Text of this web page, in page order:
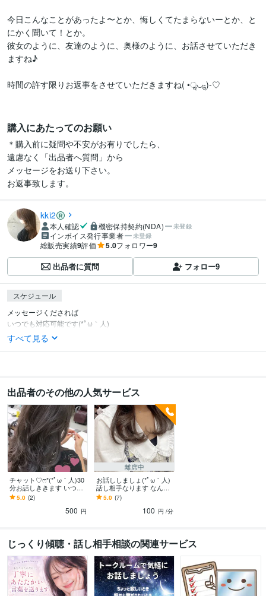
今日こんなことがあったよ〜とか、悔しくてたまらないーとか、と
にかく聞いて！とか。
彼女のように、友達のように、奥様のように、お話させていただき
ますね♪
時間の許す限りお返事をさせていただきますね( •ॢ◡-ॢ)-♡
購入にあたってのお願い
＊購入前に疑問や不安がお有りでしたら、
遠慮なく「出品者へ質問」から
メッセージをお送り下さい。
お返事致します。
kki2
本人確認 機密保持契約(NDA) 未登録
インボイス発行事業者 未登録
総販売実績9評価 5.0フォロワー9
出品者に質問 フォロー9
スケジュール
メッセージくだされば
いつでも対応可能です(*ﾟω｀人)
すべて見る
出品者のその他の人気サービス
チャット♡ෆ⃛*(*ﾟω｀人)30
分お話しききます いつで
も連絡してくださいね♡∩
^ω^∩
5.0 (2)
500 円
離席中
お話ししましょ(*ﾟω｀人)
話し相手なります なんで
もお話ききます( •ॢ◡-ॢ)-♡
5.0 (7)
100 円 /分
じっくり傾聴・話し相手相談の関連サービス